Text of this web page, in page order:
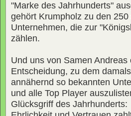
"Marke des Jahrhunderts"
gehört Krumpholz zu den 250
Unternehmen, die zur
zählen.
Und uns von Samen Andreas
Entscheidung, zu dem
annähernd so bekannten
und alle Top Player
Glücksgriff des Jahrhunderts: